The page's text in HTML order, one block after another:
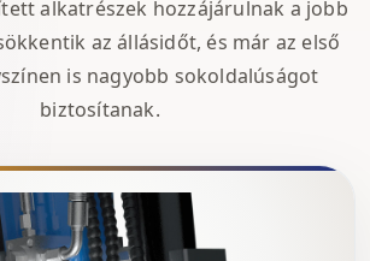
alkatrészek hozzájárulnak a jobb
az állásidőt, és már az első
is nagyobb sokoldalúságot
biztosítanak.